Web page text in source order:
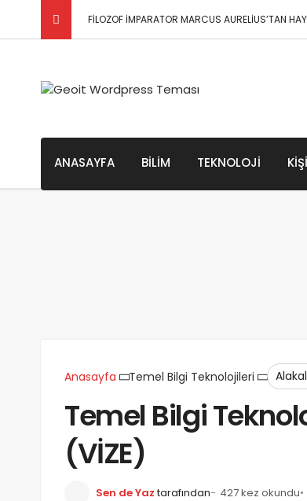
FİLOZOF İMPARATOR MARCUS AURELİUS’TAN
Evrenin Sonu Hakkında Bazı Teoriler / Büyük
Psikoloji Biliminin Kökenleri ve Tarihçesi
ANASAYFA BILIM TEKNOLOJI
Anasayfa Temel Bilgi Teknolojileri
Temel Bilgi
(VİZE)
Sen de Yaz tarafından 427 kez okundu